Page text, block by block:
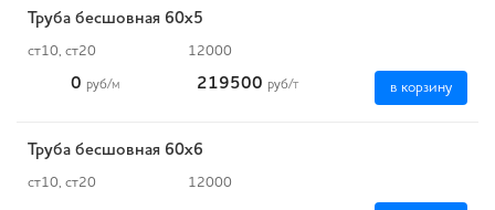
Труба бесшовная 60х5
ст10, ст20 12000
0 руб/м 219500 руб/т в корзину
Труба бесшовная 60х6
ст10, ст20 12000